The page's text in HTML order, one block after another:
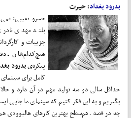
بدرود بغداد: حیرت
خسرو نقیبی:
بلند مهدی
جزییات و
هیچ‌کدام‌شان ـ
پیکره‌یبدرود
کامل برای
حداقل سالی دو سه تولید مهم در آن دارد و حالا
بگیریم و به این فکر کنیم که سینمای ما جایی
چه در قصه ـ هم‌سطح بهترین کارهای هالیوودی